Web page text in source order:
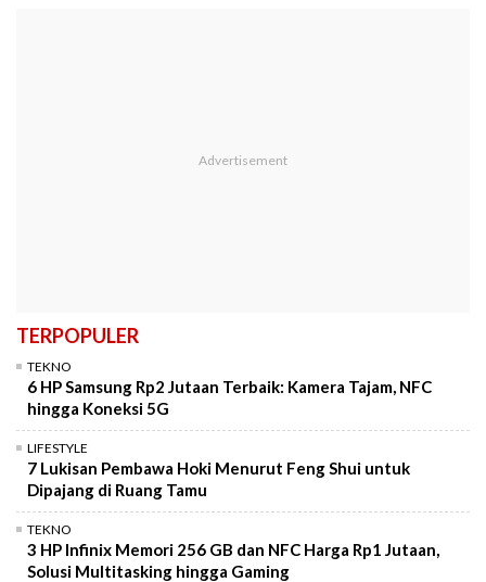
TERPOPULER
TEKNO
6 HP Samsung Rp2 Jutaan Terbaik: Kamera Tajam, NFC
hingga Koneksi 5G
LIFESTYLE
7 Lukisan Pembawa Hoki Menurut Feng Shui untuk
Dipajang di Ruang Tamu
TEKNO
3 HP Infinix Memori 256 GB dan NFC Harga Rp1 Jutaan,
Solusi Multitasking hingga Gaming